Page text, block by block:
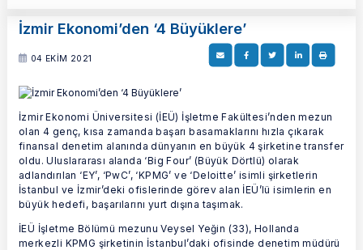
İzmir Ekonomi’den ‘4 Büyüklere’
04 EKİM 2021
İzmir Ekonomi Üniversitesi (İEÜ) İşletme Fakültesi’nden mezun
olan 4 genç, kısa zamanda başarı basamaklarını hızla çıkarak
finansal denetim alanında dünyanın en büyük 4 şirketine transfer
oldu. Uluslararası alanda ‘Big Four’ (Büyük Dörtlü) olarak
adlandırılan ‘EY’, ‘PwC’, ‘KPMG’ ve ‘Deloitte’ isimli şirketlerin
İstanbul ve İzmir’deki ofislerinde görev alan İEÜ’lü isimlerin en
büyük hedefi, başarılarını yurt dışına taşımak.
İEÜ İşletme Bölümü mezunu Veysel Yeğin (33), Hollanda
merkezli KPMG şirketinin İstanbul’daki ofisinde denetim müdürü